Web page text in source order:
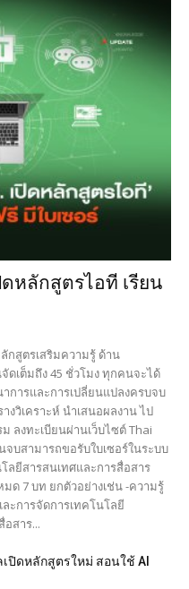
หลักสูตรไอที เรียน
สูตรเสริมความรู้ ด้าน
ดเต็มถึง 45 ชั่วโมง ทุกคนจะได้
การและการเปลี่ยนแปลงครบจบ
งวิเคราะห์ นำเสนอผลงาน ไป
ลงทะเบียนผ่านเว็บไซต์ Thai
จบสามารถขอรับใบเซอร์ในระบบ
ลยีสารสนเทศและการสื่อสาร
ด 7 บท ยกตัวอย่างเช่น -ความรู้
ะการจัดการเทคโนโลยี
อสาร...
ปิดหลักสูตรใหม่ สอนใช้ AI